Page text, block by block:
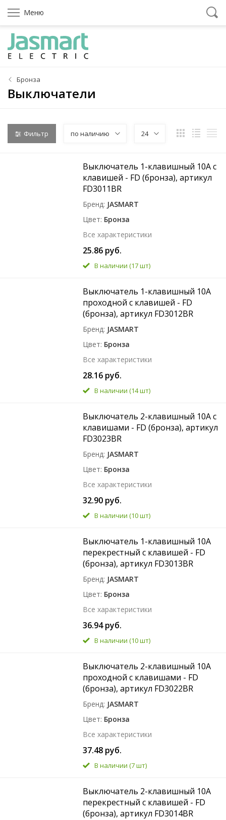
Меню
Бронза
Выключатели
Фильтр по наличию 24
Выключатель 1-клавишный 10A с
клавишей - FD (бронза), артикул
FD3011BR
Бренд JASMART
Цвет Бронза
Все характеристики
25.86 руб.
В наличии (17 шт)
Выключатель 1-клавишный 10A
проходной с клавишей - FD
(бронза), артикул FD3012BR
Бренд JASMART
Цвет Бронза
Все характеристики
28.16 руб.
В наличии (14 шт)
Выключатель 2-клавишный 10A с
клавишами - FD (бронза), артикул
FD3023BR
Бренд JASMART
Цвет Бронза
Все характеристики
32.90 руб.
В наличии (10 шт)
Выключатель 1-клавишный 10A
перекрестный с клавишей - FD
(бронза), артикул FD3013BR
Бренд JASMART
Цвет Бронза
Все характеристики
36.94 руб.
В наличии (10 шт)
Выключатель 2-клавишный 10A
проходной с клавишами - FD
(бронза), артикул FD3022BR
Бренд JASMART
Цвет Бронза
Все характеристики
37.48 руб.
В наличии (7 шт)
Выключатель 2-клавишный 10A
перекрестный с клавишей - FD
(бронза), артикул FD3014BR